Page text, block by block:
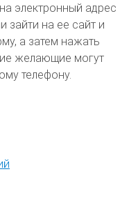
электронный адрес
зайти на ее сайт и
а затем нажать
желающие могут
телефону.